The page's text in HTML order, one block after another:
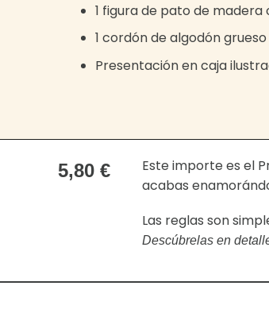
1 figura de pato de madera
1 cordón de algodón
Presentación en caja
5,80 € Este importe es el
acabas
Las reglas son
Descúbrelas en